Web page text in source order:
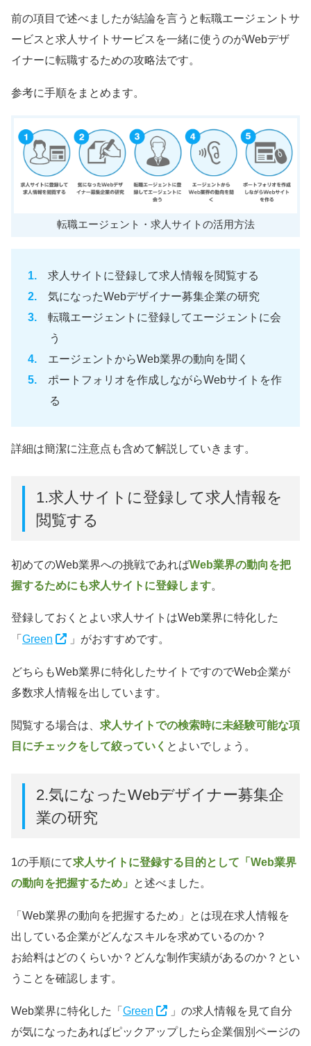
前の項目で述べましたが結論を言うと転職エージェントサ
ービスと求人サイトサービスを一緒に使うのがWebデザ
イナーに転職するための攻略法です。
参考に手順をまとめます。
転職エージェント・求人サイトの活用方法
求人サイトに登録して求人情報を閲覧する
気になったWebデザイナー募集企業の研究
転職エージェントに登録してエージェントに会
う
エージェントからWeb業界の動向を聞く
ポートフォリオを作成しながらWebサイトを作
る
詳細は簡潔に注意点も含めて解説していきます。
1.求人サイトに登録して求人情報を
閲覧する
初めてのWeb業界への挑戦であればWeb業界の動向を把
握するためにも求人サイトに登録します。
登録しておくとよい求人サイトはWeb業界に特化した
「 Green 」がおすすめです。
どちらもWeb業界に特化したサイトですのでWeb企業が
多数求人情報を出しています。
閲覧する場合は、 求人サイトでの検索時に未経験可能な項
目にチェックをして絞っていく とよいでしょう。
2.気になったWebデザイナー募集企
業の研究
1の手順にて求人サイトに登録する目的として「Web業界
の動向を把握するため」
と述べました。
「Web業界の動向を把握するため」とは現在求人情報を
出している企業がどんなスキルを求めているのか？
お給料はどのくらいか？どんな制作実績があるのか？とい
うことを確認します。
Web業界に特化した「 Green
」の求人情報を見て自分
が気になったあればピックアップしたら企業個別ページの